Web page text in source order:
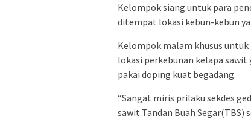
Kelompok siang untuk para
ditempat lokasi kebun-kebun
Kelompok malam khusus
lokasi perkebunan kelapa sawit
pakai doping kuat begadang.
“Sangat miris prilaku sekdes
sawit Tandan Buah